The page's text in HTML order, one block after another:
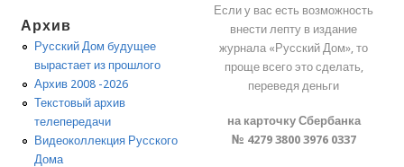
Архив
Русский Дом будущее
вырастает из прошлого
Архив 2008 -2026
Текстовый архив
телепередачи
Видеоколлекция Русского
Дома
Если у вас есть возможность
внести лепту в издание
журнала «Русский Дом», то
проще всего это сделать,
переведя деньги
на карточку Сбербанка
№ 4279 3800 3976 0337